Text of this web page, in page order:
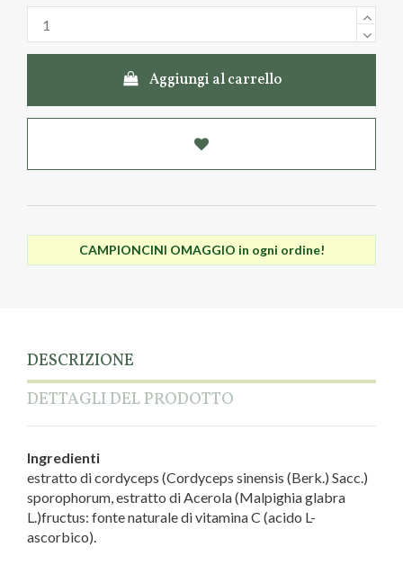
Aggiungi al carrello
CAMPIONCINI OMAGGIO in ogni ordine!
DESCRIZIONE
DETTAGLI DEL PRODOTTO
Ingredienti
estratto di cordyceps (Cordyceps sinensis (Berk.) Sacc.)
sporophorum, estratto di Acerola (Malpighia glabra
L.)fructus: fonte naturale di vitamina C (acido L-
ascorbico).